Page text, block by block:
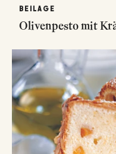
BEILAGE
Olivenpesto mit